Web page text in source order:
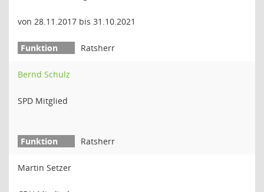
von 28.11.2017 bis 31.10.2021
Ratsherr
Bernd Schulz
SPD Mitglied
Ratsherr
Martin Setzer